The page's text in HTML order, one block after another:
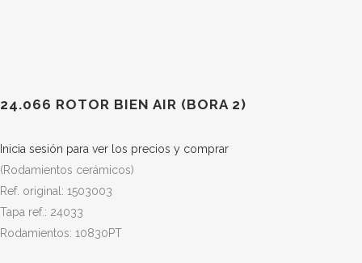
24.066 ROTOR BIEN AIR (BORA 2)
Inicia sesión para ver los precios y comprar
(Rodamientos cerámicos)
Ref. original: 1503003
Tapa ref.: 24033
Rodamientos: 10830PT